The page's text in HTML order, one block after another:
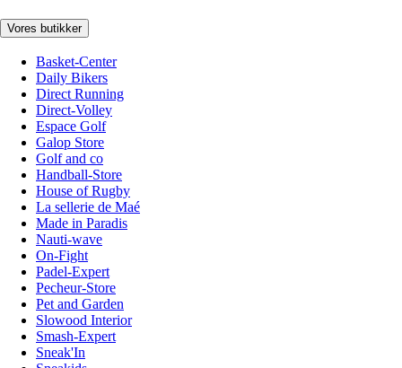
Vores butikker
Basket-Center
Daily Bikers
Direct Running
Direct-Volley
Espace Golf
Galop Store
Golf and co
Handball-Store
House of Rugby
La sellerie de Maé
Made in Paradis
Nauti-wave
On-Fight
Padel-Expert
Pecheur-Store
Pet and Garden
Slowood Interior
Smash-Expert
Sneak'In